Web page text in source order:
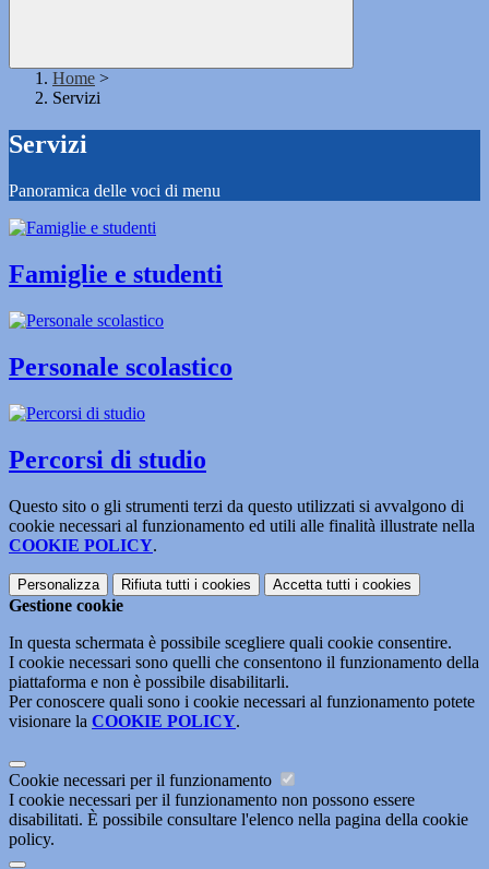
Home >
Servizi
Servizi
Panoramica delle voci di menu
Famiglie e studenti
Personale scolastico
Percorsi di studio
Questo sito o gli strumenti terzi da questo utilizzati si avvalgono di
cookie necessari al funzionamento ed utili alle finalità illustrate nella
COOKIE POLICY.
Personalizza Rifiuta tutti i cookies Accetta tutti i cookies
Gestione cookie
In questa schermata è possibile scegliere quali cookie consentire.
I cookie necessari sono quelli che consentono il funzionamento della
piattaforma e non è possibile disabilitarli.
Per conoscere quali sono i cookie necessari al funzionamento potete
visionare la COOKIE POLICY.
Cookie necessari per il funzionamento
I cookie necessari per il funzionamento non possono essere
disabilitati. È possibile consultare l'elenco nella pagina della cookie
policy.